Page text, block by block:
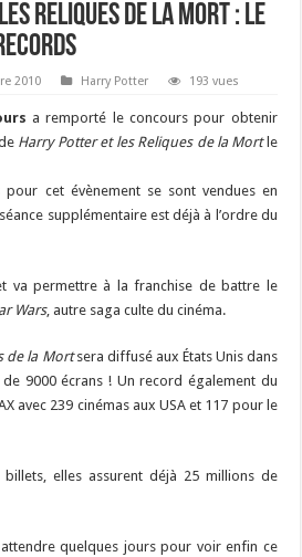
Reliques de la Mort : Le
2010 Harry Potter 193 vues
a remporté le concours pour obtenir
Harry Potter et les Reliques de la Mortle
pour cet évènement se sont vendues en
supplémentaire est déjà à l’ordre du
va permettre à la franchise de battre le
Wars, autre saga culte du cinéma.
de la Mortsera diffusé aux États Unis dans
9000 écrans ! Un record également du
avec 239 cinémas aux USA et 117 pour le
elles assurent déjà 25 millions de
quelques jours pour voir enfin ce